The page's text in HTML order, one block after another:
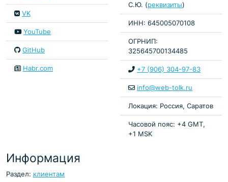
VK
YouTube
GitHub
Habr.com
С.Ю. (реквизиты)
ИНН: 645005070108
ОГРНИП:
325645700134485
+7 (906) 304-97-83
info@web-tolk.ru
Локация: Россия, Саратов
Часовой пояс: +4 GMT,
+1 MSK
Информация
Раздел: клиентам